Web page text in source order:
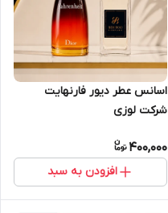
اسانس عطر دیور فارنهایت
شرکت لوزی
400,000
افزودن به سبد